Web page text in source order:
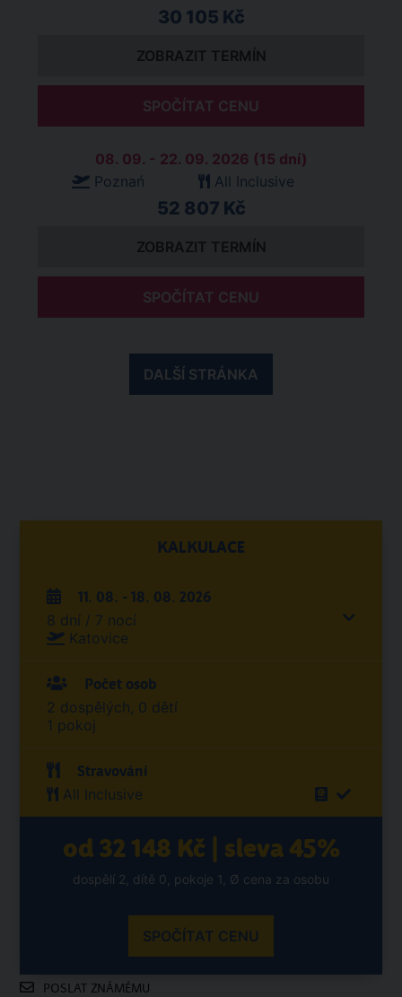
30 105 Kč
ZOBRAZIT TERMÍN
SPOČÍTAT CENU
08. 09. - 22. 09. 2026 (15 dní)
Poznań
All Inclusive
52 807 Kč
ZOBRAZIT TERMÍN
SPOČÍTAT CENU
DALŠÍ STRÁNKA
KALKULACE
11. 08. - 18. 08. 2026
8 dní / 7 nocí
Katovice
Počet osob
2 dospělých, 0 dětí
1 pokoj
Stravování
All Inclusive
od 32 148 Kč | sleva 45%
dospělí 2, dítě 0, pokoje 1, Ø cena za osobu
SPOČÍTAT CENU
POSLAT ZNÁMÉMU